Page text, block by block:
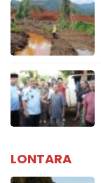
LONTARA